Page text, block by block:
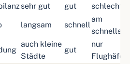
sehr gut gut schlecht
langsam schnell
am
auch kleine
Städte
gut
nur
Flughäfen